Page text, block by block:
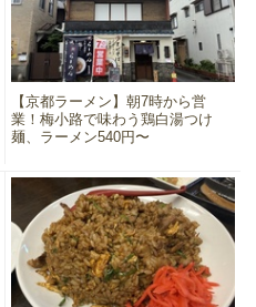
【京都ラーメン】朝7時から営
業！梅小路で味わう鶏白湯つけ
麺、ラーメン540円〜